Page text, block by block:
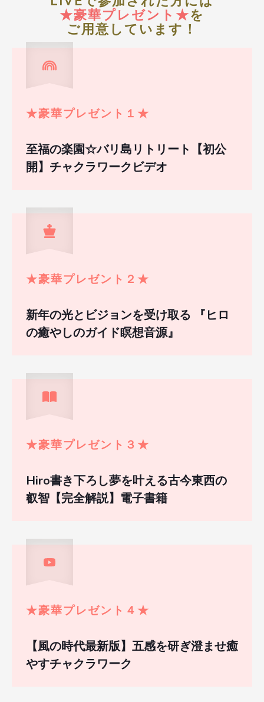
★豪華プレゼント ★を
ご用意しています！
★豪華プレゼント１ ★
至福の楽園☆バリ島リトリート【初公
開】チャクラワークビデオ
★豪華プレゼント２ ★
新年の光とビジョンを受け取る 『ヒロ
の癒やしのガイド瞑想音源』
★豪華プレゼント３ ★
Hiro書き下ろし夢を叶える古今東西の
叡智【完全解説】電子書籍
★豪華プレゼント４ ★
【風の時代最新版】五感を研ぎ澄ませ癒
やすチャクラワーク